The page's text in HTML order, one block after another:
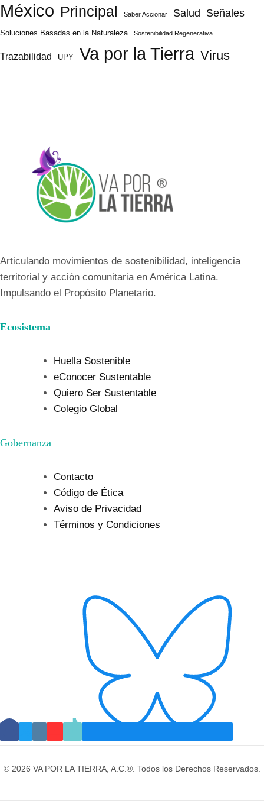
México Principal Saber Accionar Salud Señales
Soluciones Basadas en la Naturaleza Sostenibilidad Regenerativa
Trazabilidad UPY Va por la Tierra Virus
Articulando movimientos de sostenibilidad, inteligencia
territorial y acción comunitaria en América Latina.
Impulsando el Propósito Planetario.
Ecosistema
Huella Sostenible
eConocer Sustentable
Quiero Ser Sustentable
Colegio Global
Gobernanza
Contacto
Código de Ética
Aviso de Privacidad
Términos y Condiciones
© 2026 VA POR LA TIERRA, A.C.®. Todos los Derechos Reservados.